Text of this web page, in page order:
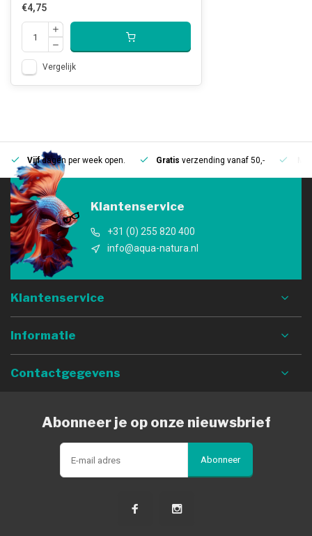
€4,75
Vergelijk
Vijfdagen per week open. Gratis verzending vanaf 50,-
Klantenservice
+31 (0) 255 820 400
info@aqua-natura.nl
Klantenservice
Informatie
Contactgegevens
Abonneer je op onze nieuwsbrief
Abonneer